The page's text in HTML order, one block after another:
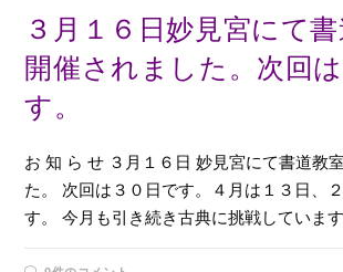
３月１６日妙見宮にて
開催されました。次回
す。
お 知 ら せ ３月１６日 妙見宮にて書道教
た。 次回は３０日です。４月は１３日、
す。 今月も引き続き古典に挑戦しています